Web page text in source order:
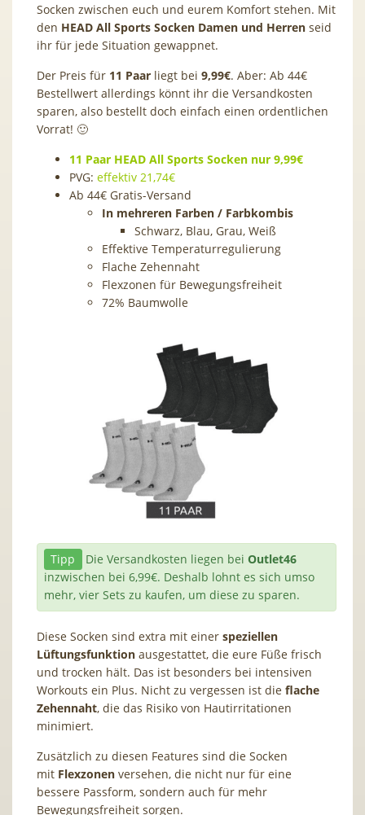
Socken zwischen euch und eurem Komfort stehen. Mit
den HEAD All Sports Socken Damen und Herren seid
ihr für jede Situation gewappnet.
Der Preis für 11 Paar liegt bei 9,99€. Aber: Ab 44€
Bestellwert allerdings könnt ihr die Versandkosten
sparen, also bestellt doch einfach einen ordentlichen
Vorrat! 🙂
11 Paar HEAD All Sports Socken nur 9,99€
PVG: effektiv 21,74€
Ab 44€ Gratis-Versand
In mehreren Farben / Farbkombis
Schwarz, Blau, Grau, Weiß
Effektive Temperaturregulierung
Flache Zehennaht
Flexzonen für Bewegungsfreiheit
72% Baumwolle
Tipp Die Versandkosten liegen bei Outlet46
inzwischen bei 6,99€. Deshalb lohnt es sich umso
mehr, vier Sets zu kaufen, um diese zu sparen.
Diese Socken sind extra mit einer speziellen
Lüftungsfunktion ausgestattet, die eure Füße frisch
und trocken hält. Das ist besonders bei intensiven
Workouts ein Plus. Nicht zu vergessen ist die flache
Zehennaht, die das Risiko von Hautirritationen
minimiert.
Zusätzlich zu diesen Features sind die Socken
mit Flexzonen versehen, die nicht nur für eine
bessere Passform, sondern auch für mehr
Bewegungsfreiheit sorgen.